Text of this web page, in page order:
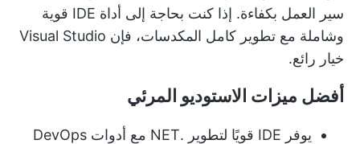
سير العمل بكفاءة. إذا كنت بحاجة إلى أداة IDE قوية
وشاملة مع تطوير كامل المكدسات، فإن Visual Studio
خيار رائع.
أفضل ميزات الاستوديو المرئي
يوفر IDE قويًا لتطوير .NET مع أدوات DevOps